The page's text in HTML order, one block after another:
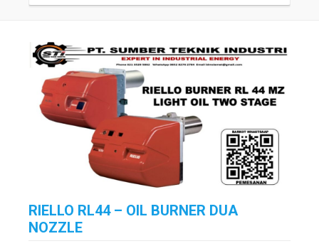
RIELLO RL44 – OIL BURNER DUA
NOZZLE